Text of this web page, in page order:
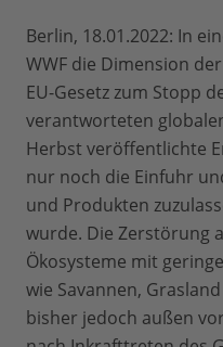
Berlin, 18.01.2022: In
WWF die Dimension
EU-Gesetz zum Stopp
verantworteten
Herbst veröffentlichte
nur noch die Einfuhr
und Produkten
wurde. Die Zerstörung
Ökosysteme mit
wie Savannen,
bisher jedoch außen